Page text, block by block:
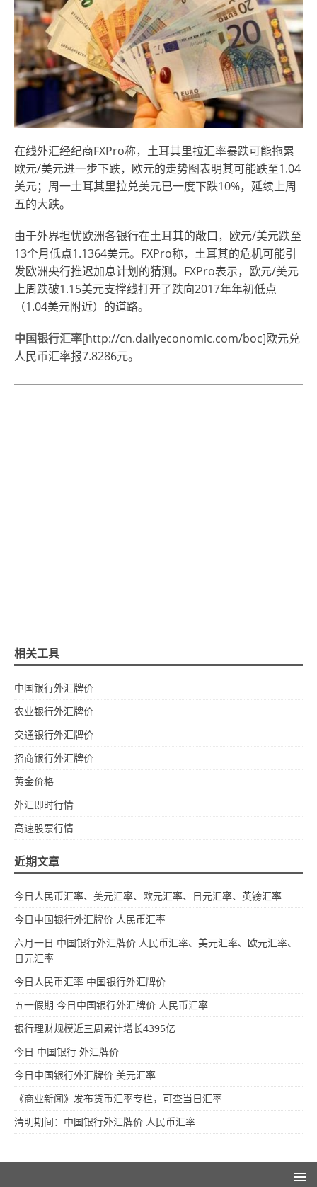
在线外汇经纪商FXPro称，土耳其里拉汇率暴跌可能拖累
欧元/美元进一步下跌，欧元的走势图表明其可能跌至1.04
美元；周一土耳其里拉兑美元已一度下跌10%，延续上周
五的大跌。
由于外界担忧欧洲各银行在土耳其的敞口，欧元/美元跌至
13个月低点1.1364美元。FXPro称，土耳其的危机可能引
发欧洲央行推迟加息计划的猜测。FXPro表示，欧元/美元
上周跌破1.15美元支撑线打开了跌向2017年年初低点
（1.04美元附近）的道路。
中国银行汇率[http://cn.dailyeconomic.com/boc]欧元兑
人民币汇率报7.8286元。
相关工具
中国银行外汇牌价
农业银行外汇牌价
交通银行外汇牌价
招商银行外汇牌价
黄金价格
外汇即时行情
高速股票行情
近期文章
今日人民币汇率、美元汇率、欧元汇率、日元汇率、英镑汇率
今日中国银行外汇牌价 人民币汇率
六月一日 中国银行外汇牌价 人民币汇率、美元汇率、欧元汇率、
日元汇率
今日人民币汇率 中国银行外汇牌价
五一假期 今日中国银行外汇牌价 人民币汇率
银行理财规模近三周累计增长4395亿
今日 中国银行 外汇牌价
今日中国银行外汇牌价 美元汇率
《商业新闻》发布货币汇率专栏，可查当日汇率
清明期间：中国银行外汇牌价 人民币汇率